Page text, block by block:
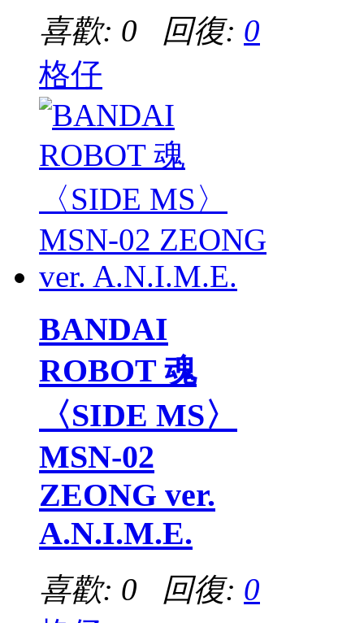
喜歡: 0 回復: 0
格仔
BANDAI
ROBOT 魂
〈SIDE MS〉
MSN-02
ZEONG ver.
A.N.I.M.E.
喜歡: 0 回復: 0